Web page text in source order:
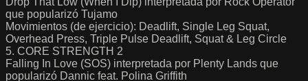
que popularizó Tujamo
Movimientos (de ejercicio): Deadlift, Single Leg Squat,
Overhead Press, Triple Pulse Deadlift, Squat & Leg Circle
5. CORE STRENGTH 2
Falling In Love (SOS) interpretada por Plenty Lands que
popularizó Dannic feat. Polina Griffith